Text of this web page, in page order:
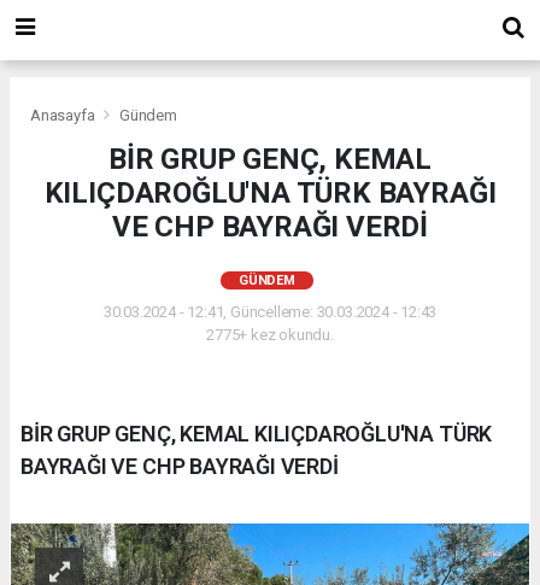
Anasayfa Gündem
BİR GRUP GENÇ, KEMAL
KILIÇDAROĞLU'NA TÜRK BAYRAĞI
VE CHP BAYRAĞI VERDİ
GÜNDEM
30.03.2024 - 12:41, Güncelleme: 30.03.2024 - 12:43
2775+ kez okundu.
BİR GRUP GENÇ, KEMAL KILIÇDAROĞLU'NA TÜRK
BAYRAĞI VE CHP BAYRAĞI VERDİ